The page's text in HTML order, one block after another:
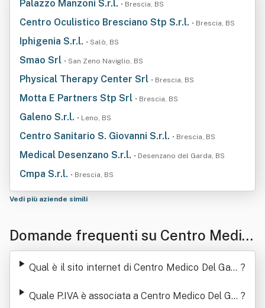
Palazzo Manzoni S.r.l. • Brescia, BS
Centro Oculistico Bresciano Stp S.r.l. • Brescia, BS
Iphigenia S.r.l. • Salò, BS
Smao Srl • San Zeno Naviglio, BS
Physical Therapy Center Srl • Brescia, BS
Motta E Partners Stp Srl • Brescia, BS
Galeno S.r.l. • Leno, BS
Centro Sanitario S. Giovanni S.r.l. • Brescia, BS
Medical Desenzano S.r.l. • Desenzano del Garda, BS
Cmpa S.r.l. • Brescia, BS
Vedi più aziende simili
Domande frequenti su Centro Medic
o Del Garda Srl
Qual è il sito internet di Centro Medico Del Gard ?
Quale P.IVA è associata a Centro Medico Del Gar ?